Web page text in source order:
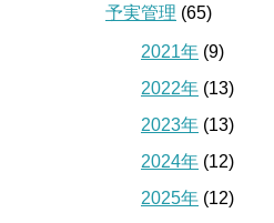
予実管理 (65)
2021年 (9)
2022年 (13)
2023年 (13)
2024年 (12)
2025年 (12)